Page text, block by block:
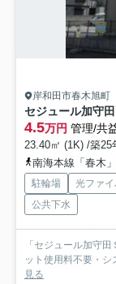
岸和田市春木旭町
セジュール加守田
4.5万円 管理/共
23.40㎡ (1K) /築25
南海本線「春木
駐輪場 光ファイ
公共下水
「セジュール加守
ット使用料不要・シ
見る